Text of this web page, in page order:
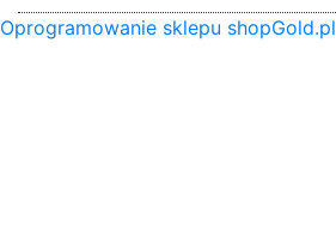
Oprogramowanie sklepu shopGold.pl